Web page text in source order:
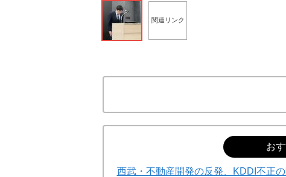
関連リンク
お
西武・不動産開発の反発、KDDI不正